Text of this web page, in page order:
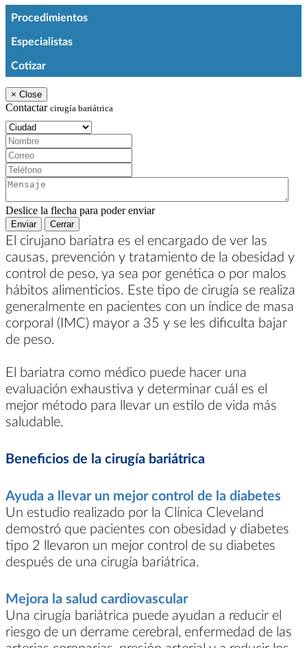
Procedimientos
Especialistas
Cotizar
× Close
Contactar cirugía bariátrica
Ciudad:
Nombre:
Correo:
Teléfono:
Mensaje:
Deslice la flecha para poder enviar
Enviar Cerrar
El cirujano bariatra es el encargado de ver las
causas, prevención y tratamiento de la obesidad y
control de peso, ya sea por genética o por malos
hábitos alimenticios. Este tipo de cirugía se realiza
generalmente en pacientes con un índice de masa
corporal (IMC) mayor a 35 y se les dificulta bajar
de peso.
El bariatra como médico puede hacer una
evaluación exhaustiva y determinar cuál es el
mejor método para llevar un estilo de vida más
saludable.
Beneficios de la cirugía bariátrica
Ayuda a llevar un mejor control de la diabetes
Un estudio realizado por la Clínica Cleveland
demostró que pacientes con obesidad y diabetes
tipo 2 llevaron un mejor control de su diabetes
después de una cirugía bariátrica.
Mejora la salud cardiovascular
Una cirugía bariátrica puede ayudan a reducir el
riesgo de un derrame cerebral, enfermedad de las